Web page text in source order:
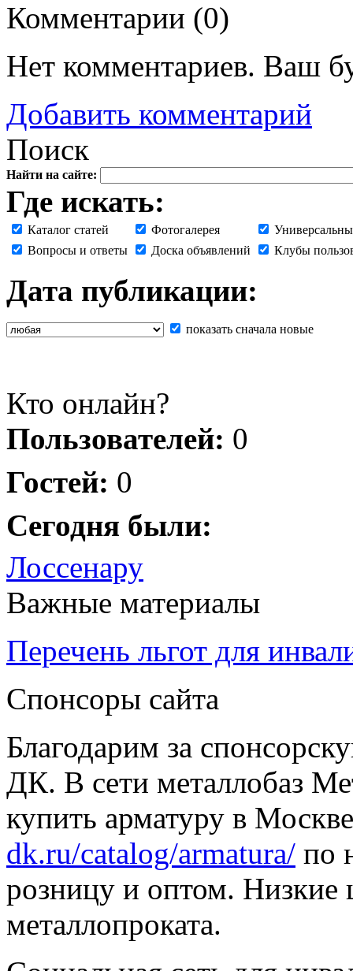
Комментарии (0)
Нет комментариев. Ваш
Добавить комментарий
Поиск
Найти на сайте:
Где искать:
Каталог статей Фотогалерея
Вопросы и ответы
Доска объявлений Клубы
Дата публикации:
показать сначала новые
Кто онлайн?
Пользователей: 0
Гостей: 0
Сегодня были:
Лоссенару
Важные материалы
Перечень льгот для
Спонсоры сайта
Благодарим за
ДК. В сети металлобаз
купить арматуру в
dk.ru/catalog/armatura/ по
розницу и оптом. Низкие
металлопроката.